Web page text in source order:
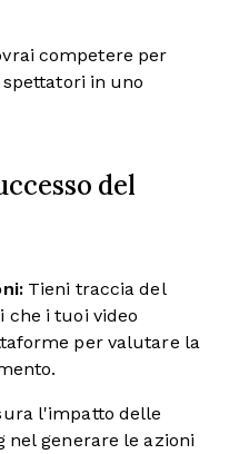
competere per
in uno
del
Tieni traccia del
che i tuoi video
per valutare la
l'impatto delle
nel generare le azioni